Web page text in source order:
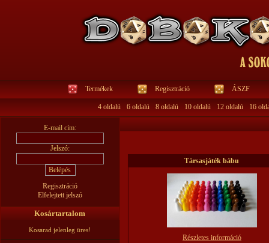
Termékek Regisztráció ÁSZF
4 oldalú 6 oldalú 8 oldalú 10 oldalú 12 oldalú 16
E-mail cím:
Jelszó:
Regisztráció
Elfelejtett jelszó
Kosártartalom
Kosarad jelenleg üres!
Társasjáték bábu
Részletes információ